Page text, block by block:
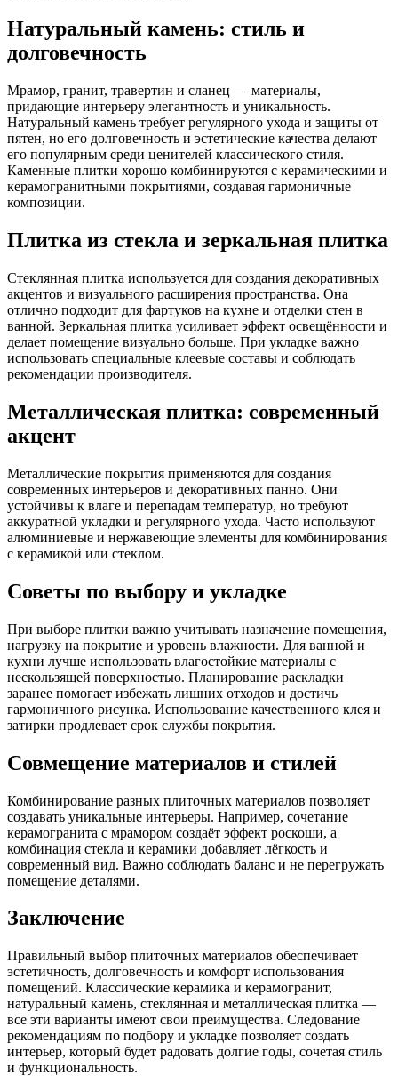
Натуральный камень: стиль и
долговечность
Мрамор, гранит, травертин и сланец — материалы,
придающие интерьеру элегантность и уникальность.
Натуральный камень требует регулярного ухода и защиты от
пятен, но его долговечность и эстетические качества делают
его популярным среди ценителей классического стиля.
Каменные плитки хорошо комбинируются с керамическими и
керамогранитными покрытиями, создавая гармоничные
композиции.
Плитка из стекла и зеркальная плитка
Стеклянная плитка используется для создания декоративных
акцентов и визуального расширения пространства. Она
отлично подходит для фартуков на кухне и отделки стен в
ванной. Зеркальная плитка усиливает эффект освещённости и
делает помещение визуально больше. При укладке важно
использовать специальные клеевые составы и соблюдать
рекомендации производителя.
Металлическая плитка: современный
акцент
Металлические покрытия применяются для создания
современных интерьеров и декоративных панно. Они
устойчивы к влаге и перепадам температур, но требуют
аккуратной укладки и регулярного ухода. Часто используют
алюминиевые и нержавеющие элементы для комбинирования
с керамикой или стеклом.
Советы по выбору и укладке
При выборе плитки важно учитывать назначение помещения,
нагрузку на покрытие и уровень влажности. Для ванной и
кухни лучше использовать влагостойкие материалы с
нескользящей поверхностью. Планирование раскладки
заранее помогает избежать лишних отходов и достичь
гармоничного рисунка. Использование качественного клея и
затирки продлевает срок службы покрытия.
Совмещение материалов и стилей
Комбинирование разных плиточных материалов позволяет
создавать уникальные интерьеры. Например, сочетание
керамогранита с мрамором создаёт эффект роскоши, а
комбинация стекла и керамики добавляет лёгкость и
современный вид. Важно соблюдать баланс и не перегружать
помещение деталями.
Заключение
Правильный выбор плиточных материалов обеспечивает
эстетичность, долговечность и комфорт использования
помещений. Классические керамика и керамогранит,
натуральный камень, стеклянная и металлическая плитка —
все эти варианты имеют свои преимущества. Следование
рекомендациям по подбору и укладке позволяет создать
интерьер, который будет радовать долгие годы, сочетая стиль
и функциональность.